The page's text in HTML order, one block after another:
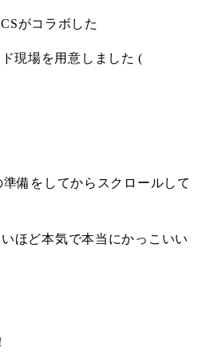
がコラボした
現場を用意しました (
備をしてからスクロールして
ほど本気で本当にかっこいい